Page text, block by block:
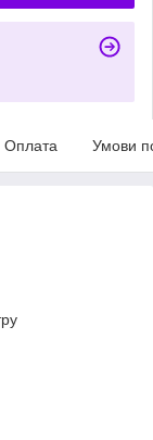
Оплата Умови